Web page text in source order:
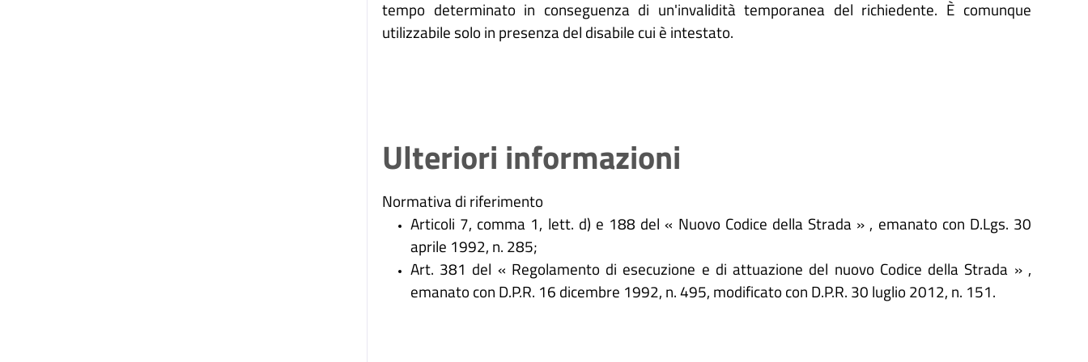
tempo determinato in conseguenza di un'invalidità temporanea del richiedente. È comunque
utilizzabile solo in presenza del disabile cui è intestato.
Ulteriori informazioni
Normativa di riferimento
Articoli 7, comma 1, lett. d) e 188 del « Nuovo Codice della Strada » , emanato con D.Lgs. 30
aprile 1992, n. 285;
Art. 381 del « Regolamento di esecuzione e di attuazione del nuovo Codice della Strada » ,
emanato con D.P.R. 16 dicembre 1992, n. 495, modificato con D.P.R. 30 luglio 2012, n. 151.